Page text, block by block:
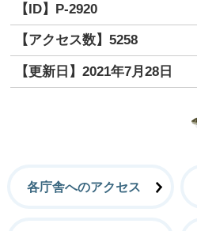
【ID】 P-2920
【アクセス数】5258
【更新日】2021年7月28日
各庁舎へのアクセス